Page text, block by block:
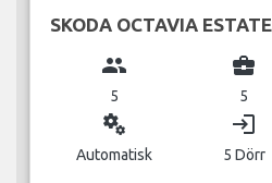
SKODA OCTAVIA ESTATE
group
5
business_center
5
miscellaneous_services
Automatisk
login
5 Dörr